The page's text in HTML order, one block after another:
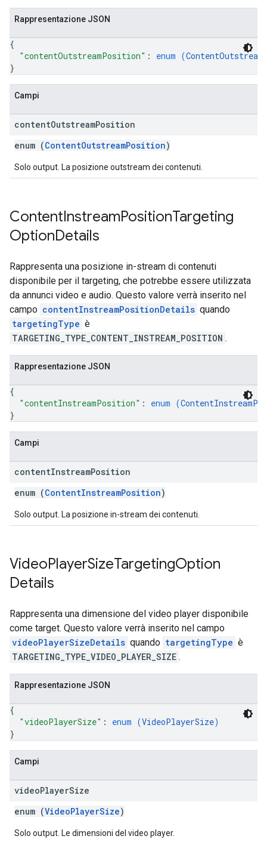
Rappresentazione JSON
{
"contentOutstreamPosition" : enum (
}
Campi
contentOutstreamPosition
enum (ContentOutstreamPosition)
Solo output. La posizione outstream dei contenuti.
ContentInstreamPositionTargeting
OptionDetails
Rappresenta una posizione in-stream di contenuti
disponibile per il targeting, che potrebbe essere utilizzata
da annunci video e audio. Questo valore verrà inserito nel
campo contentInstreamPositionDetails quando
targetingType è
TARGETING_TYPE_CONTENT_INSTREAM_POSITION .
Rappresentazione JSON
{
"contentInstreamPosition" : enum (
}
Campi
contentInstreamPosition
enum (ContentInstreamPosition)
Solo output. La posizione in-stream dei contenuti.
VideoPlayerSizeTargetingOption
Details
Rappresenta una dimensione del video player disponibile
come target. Questo valore verrà inserito nel campo
videoPlayerSizeDetails quando targetingType è
TARGETING_TYPE_VIDEO_PLAYER_SIZE .
Rappresentazione JSON
{
"videoPlayerSize" : enum (VideoPlayerSize)
}
Campi
videoPlayerSize
enum (VideoPlayerSize)
Solo output. Le dimensioni del video player.